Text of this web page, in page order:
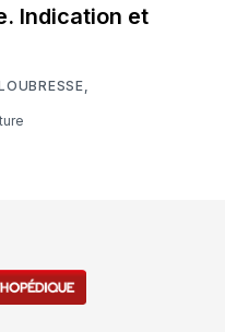
Indication et
,